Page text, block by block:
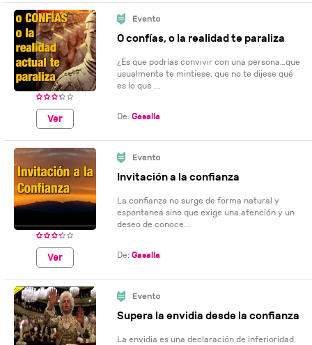
Ver
O confías, o la realidad te paraliza
¿Es que podrías convivir con una persona…que
usualmente te mintiese, que no te dijese qué
es lo que ...
De: Gasalla
Ver
Invitación a la confianza
La confianza no surge de forma natural y
espontanea sino que exige una atención y un
deseo de conoce...
De: Gasalla
Supera la envidia desde la confianza
La envidia es una declaración de inferioridad.